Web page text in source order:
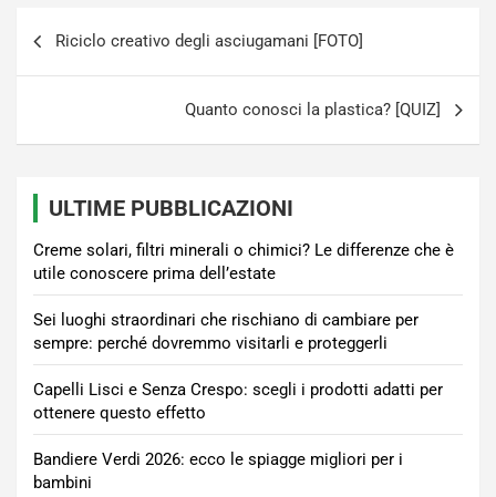
Riciclo creativo degli asciugamani [FOTO]
Quanto conosci la plastica? [QUIZ]
ULTIME PUBBLICAZIONI
Creme solari, filtri minerali o chimici? Le differenze che è
utile conoscere prima dell’estate
Sei luoghi straordinari che rischiano di cambiare per
sempre: perché dovremmo visitarli e proteggerli
Capelli Lisci e Senza Crespo: scegli i prodotti adatti per
ottenere questo effetto
Bandiere Verdi 2026: ecco le spiagge migliori per i
bambini